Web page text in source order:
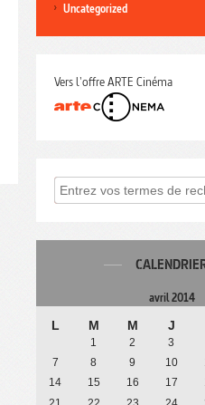
Uncategorized
Vers l'offre ARTE Cinéma
avril 2014
L M M J
1 2 3
7
8 9 10
14
15 16 17